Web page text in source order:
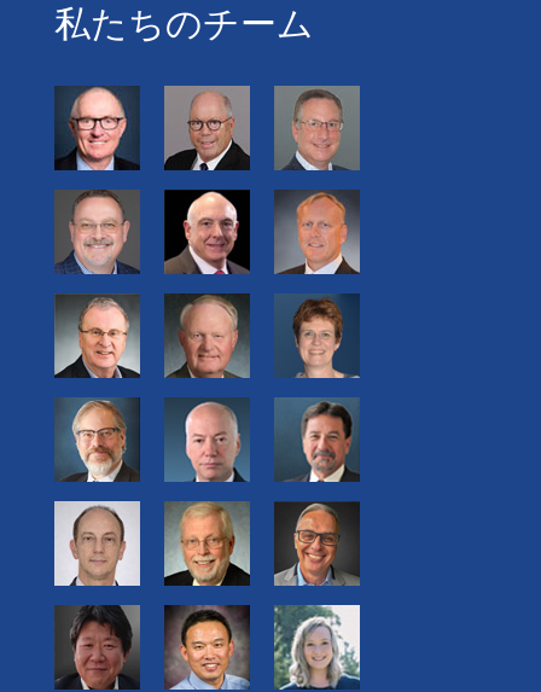
私たちのチーム